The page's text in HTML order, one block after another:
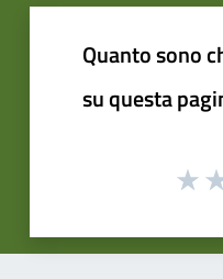
Quanto sono
su questa